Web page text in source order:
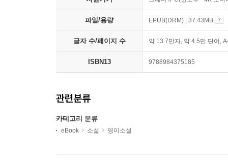
파일/용량 EPUB(DRM) | 37.43MB
글자 수/페이지 수 약 13.7만자, 약 4.5만 단어,
ISBN13 9788984375185
관련분류
카테고리 분류
eBook 소설 영미소설